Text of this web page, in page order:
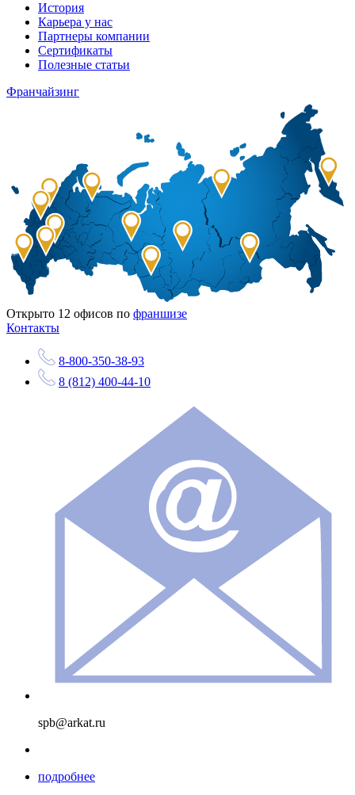
История
Карьера у нас
Партнеры компании
Сертификаты
Полезные статьи
Франчайзинг
Открыто 12 офисов по франшизе
Контакты
8-800-350-38-93
8 (812) 400-44-10
spb@arkat.ru
подробнее